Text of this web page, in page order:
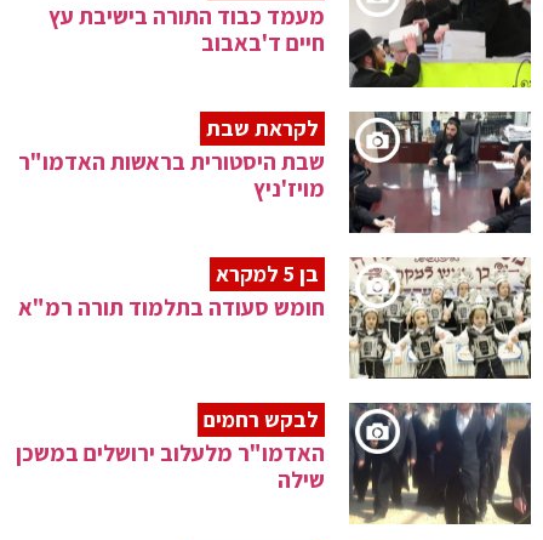
מעמד כבוד התורה בישיבת עץ
חיים ד'באבוב
לקראת שבת
שבת היסטורית בראשות האדמו"ר
מויז'ניץ
בן 5 למקרא
חומש סעודה בתלמוד תורה רמ"א
לבקש רחמים
האדמו"ר מלעלוב ירושלים במשכן
שילה